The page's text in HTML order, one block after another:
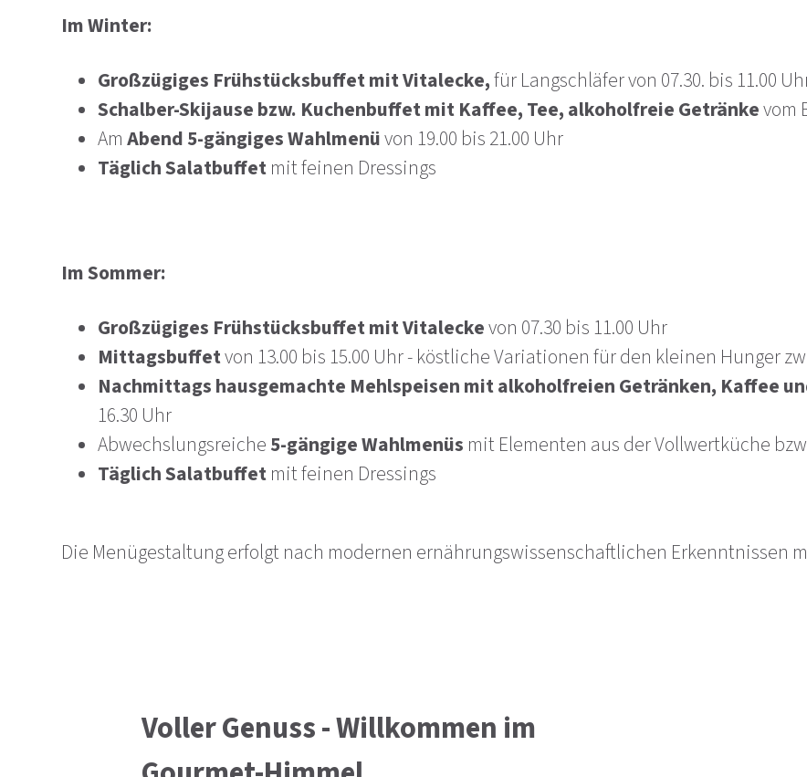
Im Winter:
Großzügiges Frühstücksbuffet mit Vitalecke,für Langschläfer von 07.30. bis 11.00
Schalber-Skijause bzw. Kuchenbuffet mit Kaffee, Tee, alkoholfreie Getränkevom
Am Abend 5-gängiges Wahlmenüvon 19.00 bis 21.00 Uhr
Täglich Salatbuffetmit feinen Dressings
Im Sommer:
Großzügiges Frühstücksbuffet mit Vitaleckevon 07.30 bis 11.00 Uhr
Mittagsbuffetvon 13.00 bis 15.00 Uhr - köstliche Variationen für den kleinen Hunger
Nachmittags hausgemachte Mehlspeisen mit alkoholfreien Getränken, Kaffee
16.30 Uhr
Abwechslungsreiche 5-gängige Wahlmenüs mit Elementen aus der Vollwertküche
Täglich Salatbuffetmit feinen Dressings
Die Menügestaltung erfolgt nach modernen ernährungswissenschaftlichen Erkenntnissen
Voller Genuss - Willkommen im